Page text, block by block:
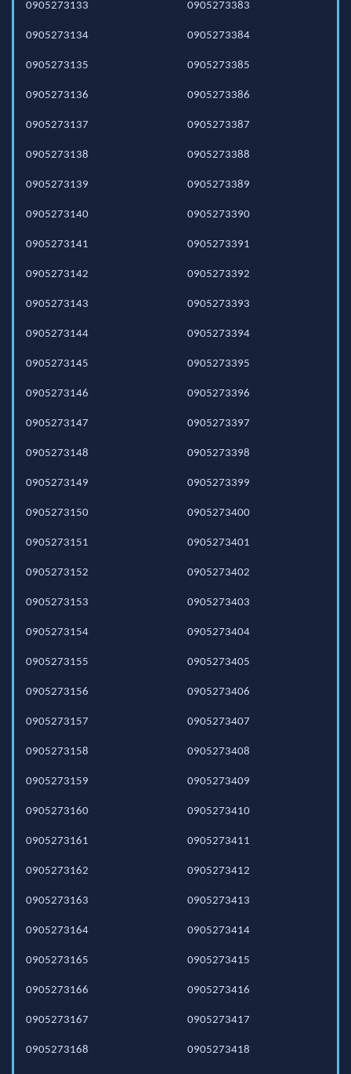
0905273133
0905273134
0905273135
0905273136
0905273137
0905273138
0905273139
0905273140
0905273141
0905273142
0905273143
0905273144
0905273145
0905273146
0905273147
0905273148
0905273149
0905273150
0905273151
0905273152
0905273153
0905273154
0905273155
0905273156
0905273157
0905273158
0905273159
0905273160
0905273161
0905273162
0905273163
0905273164
0905273165
0905273166
0905273167
0905273168
0905273383
0905273384
0905273385
0905273386
0905273387
0905273388
0905273389
0905273390
0905273391
0905273392
0905273393
0905273394
0905273395
0905273396
0905273397
0905273398
0905273399
0905273400
0905273401
0905273402
0905273403
0905273404
0905273405
0905273406
0905273407
0905273408
0905273409
0905273410
0905273411
0905273412
0905273413
0905273414
0905273415
0905273416
0905273417
0905273418